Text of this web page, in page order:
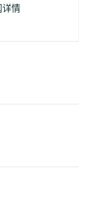
详情